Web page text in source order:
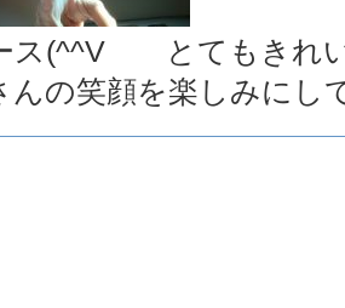
ス(^^V とてもきれ
んの笑顔を楽しみにし